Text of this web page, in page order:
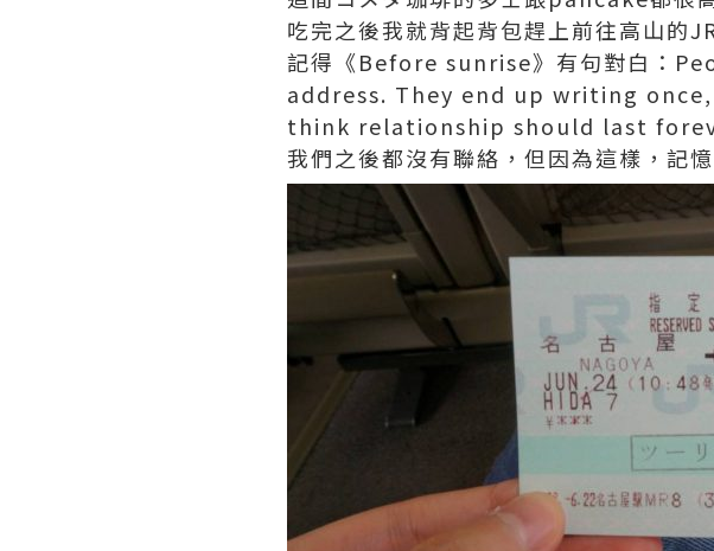
吃完之後我就背起背包趕上前往高山的
記得《Before sunrise》有句對白：
address. They end up writing
think relationship should last
我們之後都沒有聯絡，但因為這樣，記